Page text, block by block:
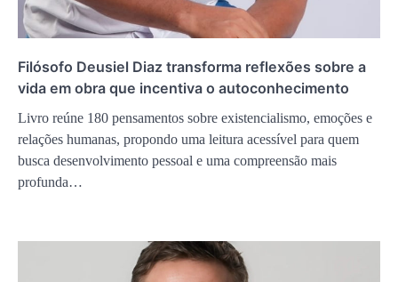
Filósofo Deusiel Diaz transforma reflexões sobre a
vida em obra que incentiva o autoconhecimento
Livro reúne 180 pensamentos sobre existencialismo, emoções e
relações humanas, propondo uma leitura acessível para quem
busca desenvolvimento pessoal e uma compreensão mais
profunda…